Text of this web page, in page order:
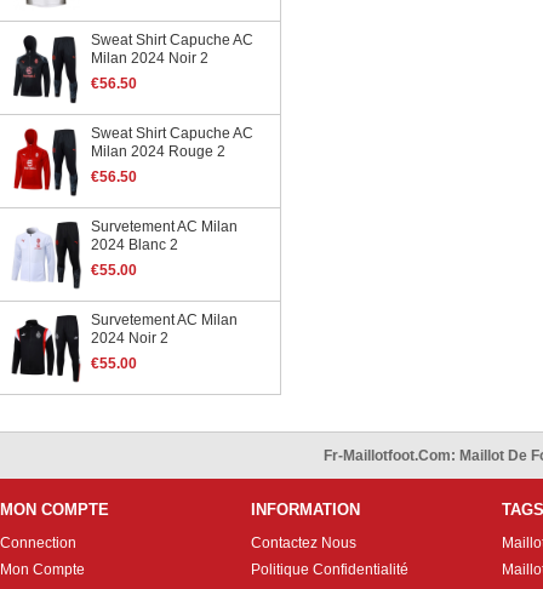
Sweat Shirt Capuche AC
Milan 2024 Noir 2
€56.50
Sweat Shirt Capuche AC
Milan 2024 Rouge 2
€56.50
Survetement AC Milan
2024 Blanc 2
€55.00
Survetement AC Milan
2024 Noir 2
€55.00
Fr-Maillotfoot.com: Maillot De
MON COMPTE
Connection
Mon Compte
INFORMATION
Contactez Nous
Politique Confidentialité
TAGS